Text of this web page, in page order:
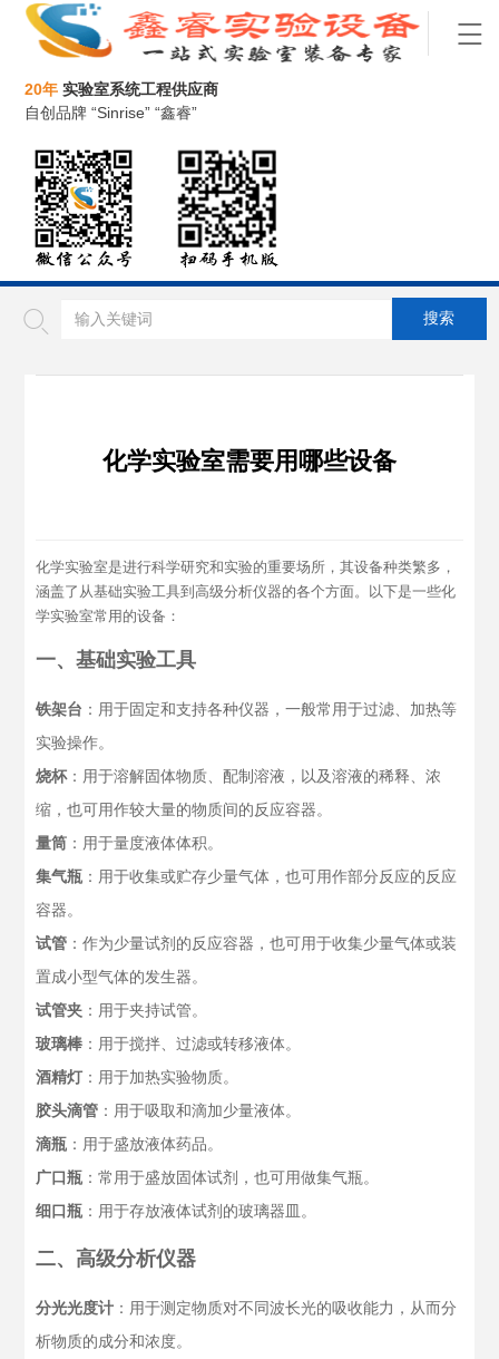
20年 实验室系统工程供应商
自创品牌 “Sinrise” “鑫睿”
化学实验室需要用哪些设备
化学实验室是进行科学研究和实验的重要场所，其设备种类繁多，
涵盖了从基础实验工具到高级分析仪器的各个方面。以下是一些化
学实验室常用的设备：
一、基础实验工具
铁架台 ：用于固定和支持各种仪器，一般常用于过滤、加热等
实验操作。
烧杯：用于溶解固体物质、配制溶液，以及溶液的稀释、浓
缩，也可用作较大量的物质间的反应容器。
量筒 ：用于量度液体体积。
集气瓶 ：用于收集或贮存少量气体，也可用作部分反应的反应
容器。
试管 ：作为少量试剂的反应容器，也可用于收集少量气体或装
置成小型气体的发生器。
试管夹 ：用于夹持试管。
玻璃棒 ：用于搅拌、过滤或转移液体。
酒精灯 ：用于加热实验物质。
胶头滴管 ：用于吸取和滴加少量液体。
滴瓶 ：用于盛放液体药品。
广口瓶 ：常用于盛放固体试剂，也可用做集气瓶。
细口瓶 ：用于存放液体试剂的玻璃器皿。
二、高级分析仪器
分光光度计 ：用于测定物质对不同波长光的吸收能力，从而分
析物质的成分和浓度。